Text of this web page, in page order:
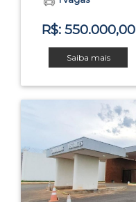
R$: 550.000,00
Saiba mais